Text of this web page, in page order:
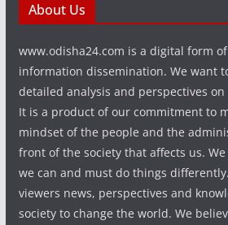
About Us
www.odisha24.com is a digital form
information dissemination. We want
detailed analysis and perspectives
It is a product of our commitment to
mindset of the people and the
front of the society that affects us.
we can and must do things
viewers news, perspectives and
society to change the world. We